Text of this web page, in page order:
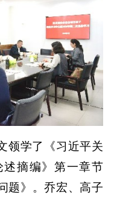
领学了《习近平关
摘编》第一章节
题》。乔宏、高子